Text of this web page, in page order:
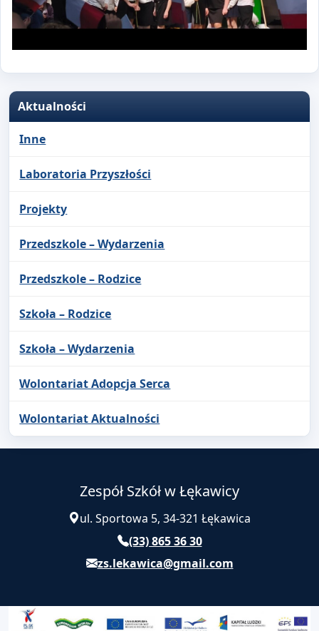
Aktualności
Inne
Laboratoria Przyszłości
Projekty
Przedszkole – Wydarzenia
Przedszkole – Rodzice
Szkoła – Rodzice
Szkoła – Wydarzenia
Wolontariat Adopcja Serca
Wolontariat Aktualności
Zespół Szkół w Łękawicy
ul. Sportowa 5, 34-321 Łękawica
(33) 865 36 30
zs.lekawica@gmail.com